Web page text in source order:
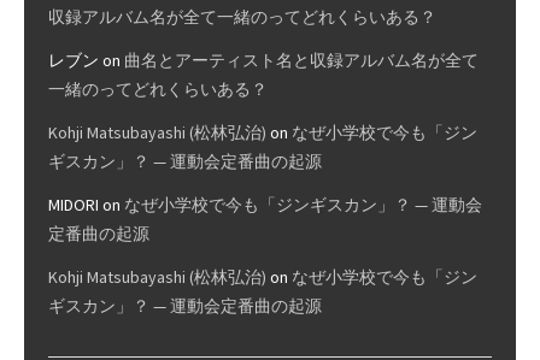
収録アルバム名が全て一緒のってどれくらいある？
レブン on 曲名とアーティスト名と収録アルバム名が全て
一緒のってどれくらいある？
Kohji Matsubayashi (松林弘治) on なぜ小学校で今も「ジン
ギスカン」？ — 運動会定番曲の起源
MIDORI on なぜ小学校で今も「ジンギスカン」？ — 運動会
定番曲の起源
Kohji Matsubayashi (松林弘治) on なぜ小学校で今も「ジン
ギスカン」？ — 運動会定番曲の起源